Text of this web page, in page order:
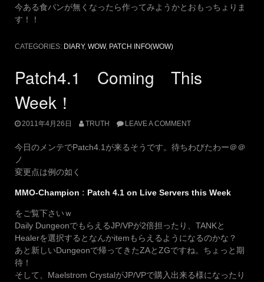
今ある食パンが無くなったら作ってみようかとおもっちょりま
す！！
CATEGORIES: DIARY, WOW, PATCH INFO(WOW)
Patch4.1 Coming This
Week！
2011年4月26日 TRUTH LEAVE A COMMENT
今日のメンテでPatch4.1が来るそうです。待ちわびたわー＠＠
ノ
変更点は例の如く
MMO-Champion : Patch 4.1 on Live Servers this Week
をご覧下さいｗ
Daily DungeonでもらえるJP/VPが2倍担ったり、TANKと
Healerを選択するとなんかitemもらえるようになるのかな？
あと新しいDungeonで帰ってきたZAとZGですね。ちょっと期
待！
そして、Maelstrom CrystalがJP/VPで購入出来る様になったり